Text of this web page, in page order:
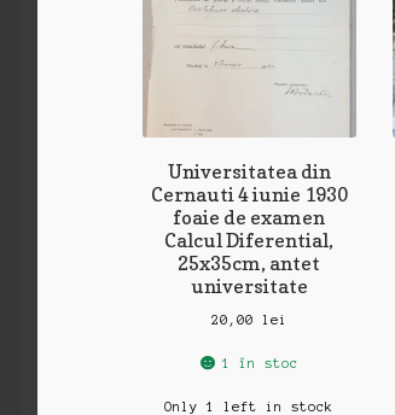
Universitatea din
Cernauti 4 iunie 1930
foaie de examen
Calcul Diferential,
25x35cm, antet
universitate
20,00 lei
1 în stoc
Only 1 left in stock